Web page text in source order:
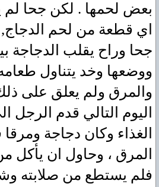
بعض لحمها . لكن جحا لم
اي قطعة من لحم
جحا وراح يقلب الدجاجة
ووضعها وخد يتناول
والمرق ولم يعلق على
اليوم التالي قدم الرجل
الغذاء وكان دجاجة
المرق ، وحاول ان يأكل
فلم يستطع من صلابته